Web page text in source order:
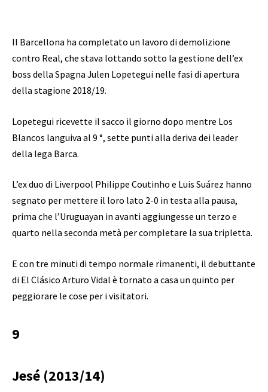
Il Barcellona ha completato un lavoro di demolizione
contro Real, che stava lottando sotto la gestione dell’ex
boss della Spagna Julen Lopetegui nelle fasi di apertura
della stagione 2018/19.
Lopetegui ricevette il sacco il giorno dopo mentre Los
Blancos languiva al 9 °, sette punti alla deriva dei leader
della lega Barca.
L’ex duo di Liverpool Philippe Coutinho e Luis Suárez hanno
segnato per mettere il loro lato 2-0 in testa alla pausa,
prima che l’Uruguayan in avanti aggiungesse un terzo e
quarto nella seconda metà per completare la sua tripletta.
E con tre minuti di tempo normale rimanenti, il debuttante
di El Clásico Arturo Vidal è tornato a casa un quinto per
peggiorare le cose per i visitatori.
9
Jesé (2013/14)